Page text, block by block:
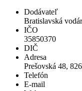
Dodávateľ
Bratislavská
IČO
35850370
DIČ
Adresa
Prešovská 48,
Telefón
E-mail